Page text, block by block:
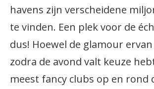
havens zijn verscheidene
te vinden. Een plek voor de
dus! Hoewel de glamour
zodra de avond valt keuze
meest fancy clubs op en rond